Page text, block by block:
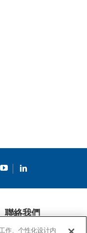
聯絡我們
作、个性化设计内